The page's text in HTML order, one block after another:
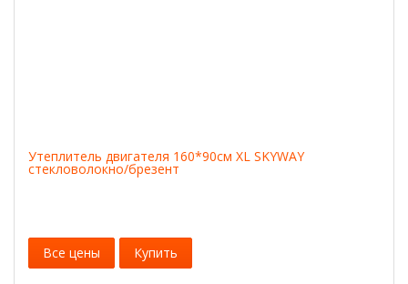
Утеплитель двигателя 160*90см XL SKYWAY
стекловолокно/брезент
Все цены Купить